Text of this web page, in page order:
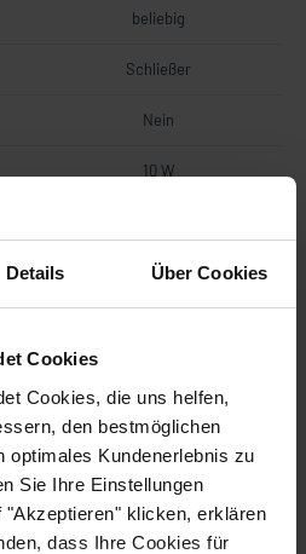
Details Über Cookies
Cookies
Cookies, die uns helfen,
den bestmöglichen
optimales Kundenerlebnis zu
Sie Ihre Einstellungen
klicken, erklären
dass Ihre Cookies für
beliebig
Schließer
Nein
10 W
48 V AC
Reed
Daten
M10x1 L=48